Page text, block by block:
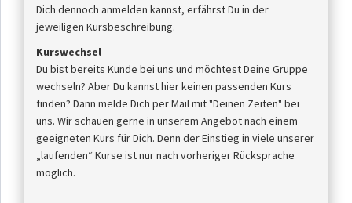
Dich dennoch anmelden kannst, erfährst Du in der
jeweiligen Kursbeschreibung.
Kurswechsel
Du bist bereits Kunde bei uns und möchtest Deine Gruppe
wechseln? Aber Du kannst hier keinen passenden Kurs
finden? Dann melde Dich per Mail mit "Deinen Zeiten" bei
uns. Wir schauen gerne in unserem Angebot nach einem
geeigneten Kurs für Dich. Denn der Einstieg in viele unserer
„laufenden“ Kurse ist nur nach vorheriger Rücksprache
möglich.